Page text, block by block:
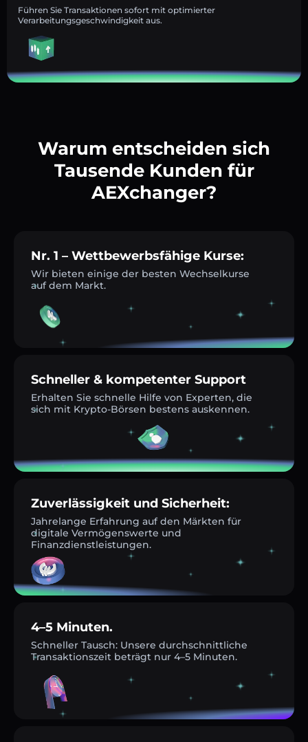
Führen Sie Transaktionen sofort mit optimierter
Verarbeitungsgeschwindigkeit aus.
Warum entscheiden sich
Tausende Kunden für
AEXchanger?
Nr. 1 – Wettbewerbsfähige Kurse:
Wir bieten einige der besten Wechselkurse
auf dem Markt.
Schneller & kompetenter Support
Erhalten Sie schnelle Hilfe von Experten, die
sich mit Krypto-Börsen bestens auskennen.
Zuverlässigkeit und Sicherheit:
Jahrelange Erfahrung auf den Märkten für
digitale Vermögenswerte und
Finanzdienstleistungen.
4–5 Minuten.
Schneller Tausch: Unsere durchschnittliche
Transaktionszeit beträgt nur 4–5 Minuten.